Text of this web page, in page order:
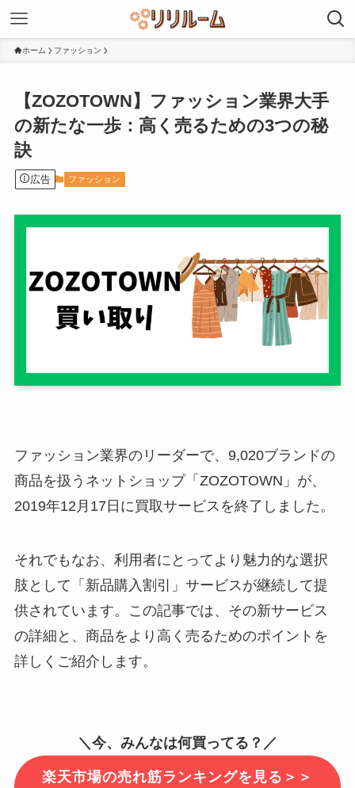
ホーム ファッション
【ZOZOTOWN】ファッション業界大手
の新たな一歩：高く売るための3つの秘
訣
広告 ファッション
ファッション業界のリーダーで、9,020ブランドの
商品を扱うネットショップ「ZOZOTOWN」が、
2019年12月17日に買取サービスを終了しました。
それでもなお、利用者にとってより魅力的な選択
肢として「新品購入割引」サービスが継続して提
供されています。この記事では、その新サービス
の詳細と、商品をより高く売るためのポイントを
詳しくご紹介します。
＼今、みんなは何買ってる？／
楽天市場の売れ筋ランキングを見る＞＞